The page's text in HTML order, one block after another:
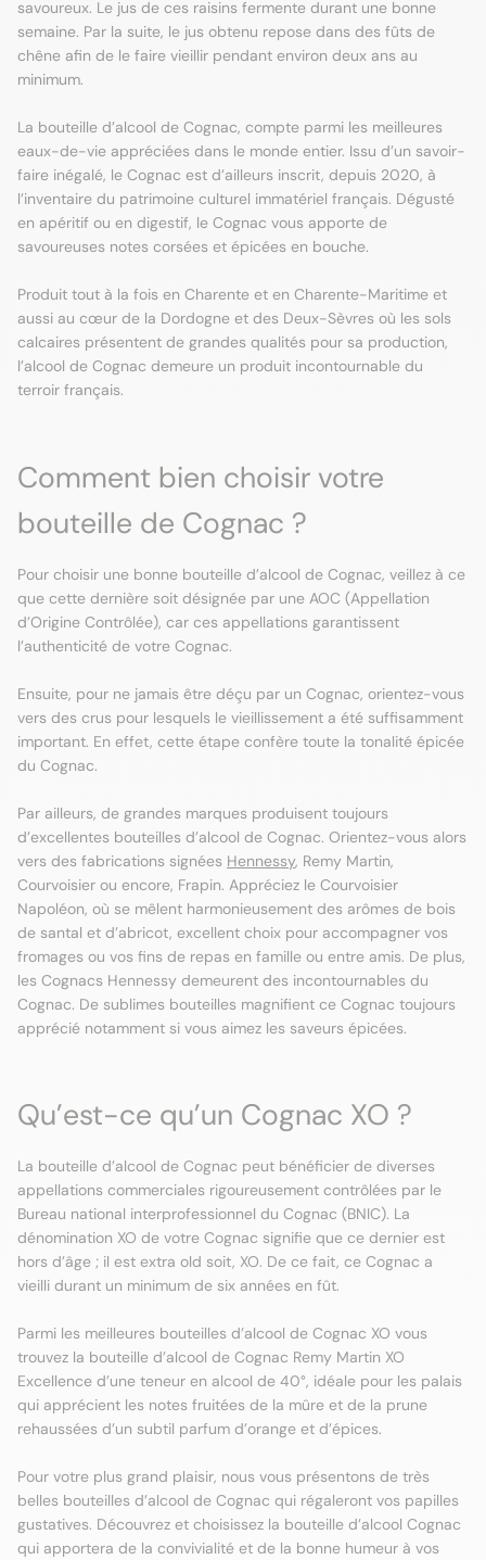
savoureux. Le jus de ces raisins fermente durant une bonne
semaine. Par la suite, le jus obtenu repose dans des fûts de
chêne afin de le faire vieillir pendant environ deux ans au
minimum.
La bouteille d’alcool de Cognac, compte parmi les meilleures
eaux-de-vie appréciées dans le monde entier. Issu d’un savoir-
faire inégalé, le Cognac est d’ailleurs inscrit, depuis 2020, à
l’inventaire du patrimoine culturel immatériel français. Dégusté
en apéritif ou en digestif, le Cognac vous apporte de
savoureuses notes corsées et épicées en bouche.
Produit tout à la fois en Charente et en Charente-Maritime et
aussi au cœur de la Dordogne et des Deux-Sèvres où les sols
calcaires présentent de grandes qualités pour sa production,
l’alcool de Cognac demeure un produit incontournable du
terroir français.
Comment bien choisir votre
bouteille de Cognac ?
Pour choisir une bonne bouteille d’alcool de Cognac, veillez à ce
que cette dernière soit désignée par une AOC (Appellation
d’Origine Contrôlée), car ces appellations garantissent
l’authenticité de votre Cognac.
Ensuite, pour ne jamais être déçu par un Cognac, orientez-vous
vers des crus pour lesquels le vieillissement a été suffisamment
important. En effet, cette étape confère toute la tonalité épicée
du Cognac.
Par ailleurs, de grandes marques produisent toujours
d’excellentes bouteilles d’alcool de Cognac. Orientez-vous alors
vers des fabrications signées Hennessy, Remy Martin,
Courvoisier ou encore, Frapin. Appréciez le Courvoisier
Napoléon, où se mêlent harmonieusement des arômes de bois
de santal et d’abricot, excellent choix pour accompagner vos
fromages ou vos fins de repas en famille ou entre amis. De plus,
les Cognacs Hennessy demeurent des incontournables du
Cognac. De sublimes bouteilles magnifient ce Cognac toujours
apprécié notamment si vous aimez les saveurs épicées.
Qu’est-ce qu’un Cognac XO ?
La bouteille d’alcool de Cognac peut bénéficier de diverses
appellations commerciales rigoureusement contrôlées par le
Bureau national interprofessionnel du Cognac (BNIC). La
dénomination XO de votre Cognac signifie que ce dernier est
hors d’âge ; il est extra old soit, XO. De ce fait, ce Cognac a
vieilli durant un minimum de six années en fût.
Parmi les meilleures bouteilles d’alcool de Cognac XO vous
trouvez la bouteille d’alcool de Cognac Remy Martin XO
Excellence d’une teneur en alcool de 40°, idéale pour les palais
qui apprécient les notes fruitées de la mûre et de la prune
rehaussées d’un subtil parfum d’orange et d’épices.
Pour votre plus grand plaisir, nous vous présentons de très
belles bouteilles d’alcool de Cognac qui régaleront vos papilles
gustatives. Découvrez et choisissez la bouteille d’alcool Cognac
qui apportera de la convivialité et de la bonne humeur à vos